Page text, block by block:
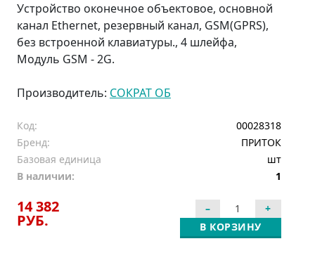
Устройство оконечное объектовое, основной
канал Ethernet, резервный канал, GSM(GPRS),
без встроенной клавиатуры., 4 шлейфа,
Модуль GSM - 2G.
Производитель: СОКРАТ ОБ
Код:
00028318
Бренд:
ПРИТОК
Базовая единица
шт
В наличии:
1
14 382
РУБ. В КОРЗИНУ